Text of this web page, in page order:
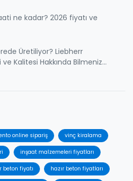
ne kadar? 2026 fiyatı ve
Üretiliyor? Liebherr
Kalitesi Hakkında Bilmeniz
online sipariş vinç kiralama
inşaat malzemeleri fiyatları
beton fiyatı hazır beton fiyatları